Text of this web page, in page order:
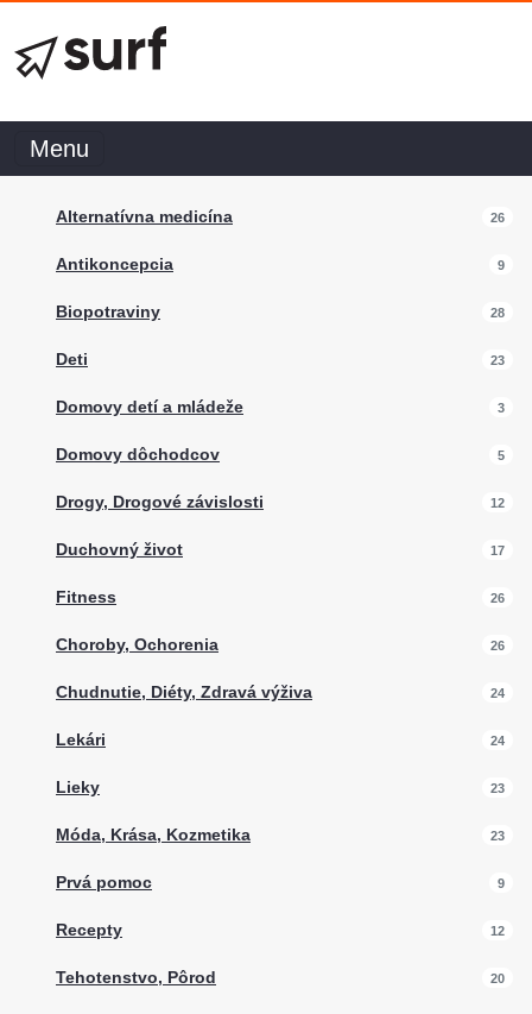
Menu
Alternatívna medicína 26
Antikoncepcia 9
Biopotraviny 28
Deti 23
Domovy detí a mládeže 3
Domovy dôchodcov 5
Drogy, Drogové závislosti 12
Duchovný život 17
Fitness 26
Choroby, Ochorenia 26
Chudnutie, Diéty, Zdravá výživa 24
Lekári 24
Lieky 23
Móda, Krása, Kozmetika 23
Prvá pomoc 9
Recepty 12
Tehotenstvo, Pôrod 20